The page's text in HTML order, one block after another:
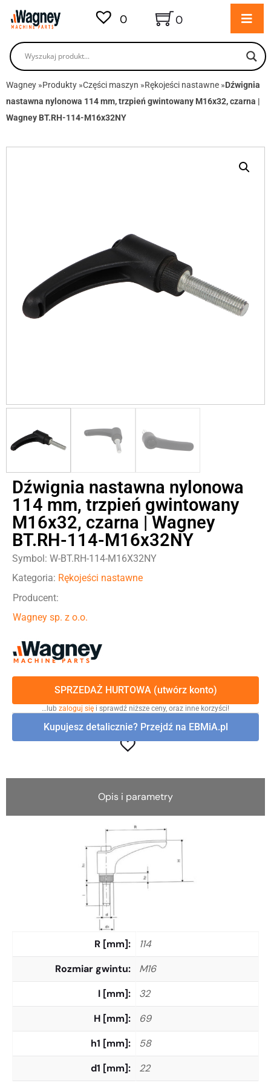
0 0
Wagney »Produkty »Części maszyn »Rękojeści nastawne »Dźwignia
nastawna nylonowa 114 mm, trzpień gwintowany M16x32, czarna |
Wagney BT.RH-114-M16x32NY
Dźwignia nastawna nylonowa
114 mm, trzpień gwintowany
M16x32, czarna | Wagney
BT.RH-114-M16x32NY
Symbol: W-BT.RH-114-M16X32NY
Kategoria: Rękojeści nastawne
Producent:
Wagney sp. z o.o.
SPRZEDAŻ HURTOWA (utwórz konto)
…lub zaloguj się i sprawdź niższe ceny, oraz inne korzyści!
Kupujesz detalicznie? Przejdź na EBMiA.pl
Opis i parametry
R [mm]
114
Rozmiar gwintu
M16
l [mm]
32
H [mm]
69
h1 [mm]
58
d1 [mm]
22